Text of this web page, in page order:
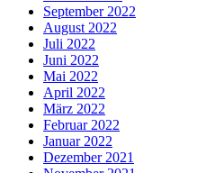
September 2022
August 2022
Juli 2022
Juni 2022
Mai 2022
April 2022
März 2022
Februar 2022
Januar 2022
Dezember 2021